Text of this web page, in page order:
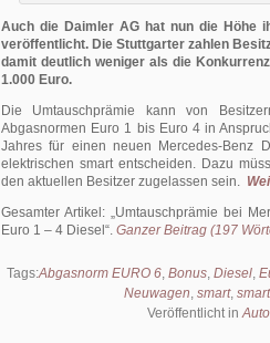
Auch die Daimler AG hat nun die Höhe
veröffentlicht. Die Stuttgarter zahlen
damit deutlich weniger als die
1.000 Euro.
Die Umtauschprämie kann von
Abgasnormen Euro 1 bis Euro 4 in
Jahres für einen neuen Mercedes-Benz
elektrischen smart entscheiden. Dazu
den aktuellen Besitzer zugelassen sein.
Gesamter Artikel:
Umtauschprämie bei
Euro 1 – 4 Diesel
. Ganzer Beitrag (197
Tags:Abgasnorm EURO 6, Bonus, Diesel,
Neuwagen, smart,
Veröffentlicht in